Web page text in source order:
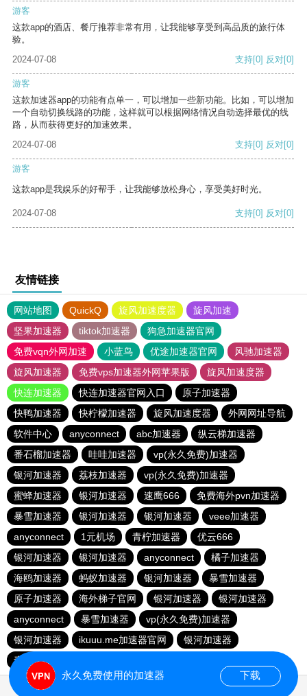
游客
这款app的酒店、餐厅推荐非常有用，让我能够享受到高品质的旅行体
验。
2024-07-08
支持[0] 反对[0]
游客
这款加速器app的功能有点单一，可以增加一些新功能。比如，可以增加
一个自动切换线路的功能，这样就可以根据网络情况自动选择最优的线
路，从而获得更好的加速效果。
2024-07-08
支持[0] 反对[0]
游客
这款app是我娱乐的好帮手，让我能够放松身心，享受美好时光。
2024-07-08 支持[0] 反对[0]
友情链接
网站地图 QuickQ 旋风加速度器
旋风加速
坚果加速器
tiktok加速器
狗急加速器官网
免费vqn外网加速
小蓝鸟 优途加速器官网
风驰加速器
旋风加速器
免费vps加速器外网苹果版
旋风加速度器
快连加速器
快连加速器官网入口
原子加速器
快鸭加速器
快柠檬加速器 旋风加速度器
外网网址导航
软件中心
anyconnect abc加速器
纵云梯加速器
番石榴加速器
哇哇加速器
vp(永久免费)加速器
银河加速器
荔枝加速器
vp(永久免费)加速器
蜜蜂加速器
银河加速器 速鹰666
免费海外pvn加速器
暴雪加速器
银河加速器 银河加速器
veee加速器
anyconnect
1元机场 青柠加速器
优云666
银河加速器
银河加速器 anyconnect
橘子加速器
海鸥加速器
蚂蚁加速器 银河加速器
暴雪加速器
原子加速器
海外梯子官网 银河加速器
银河加速器
anyconnect
暴雪加速器
vp(永久免费)加速器
银河加速器
ikuuu.me加速器官网
银河加速器
青柠加速器
永久免费使用的加速器 下载